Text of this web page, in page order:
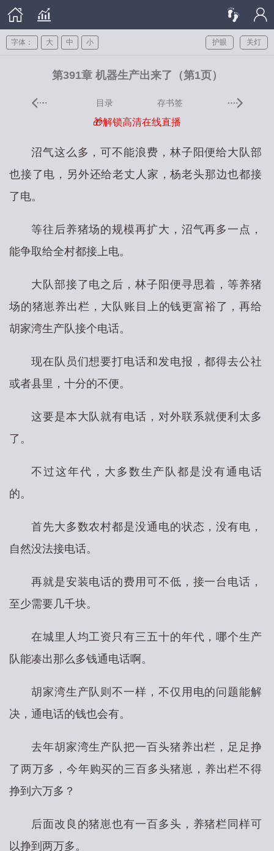
关灯
护眼
字体： 大 中 小
第391章 机器生产出来了（第1页）
目录 存书签
🎁解锁高清在线直播
沼气这么多，可不能浪费，林子阳便给大队部
也接了电，另外还给老丈人家，杨老头那边也都接
了电。
等往后养猪场的规模再扩大，沼气再多一点，
能争取给全村都接上电。
大队部接了电之后，林子阳便寻思着，等养猪
场的猪崽养出栏，大队账目上的钱更富裕了，再给
胡家湾生产队接个电话。
现在队员们想要打电话和发电报，都得去公社
或者县里，十分的不便。
这要是本大队就有电话，对外联系就便利太多
了。
不过这年代，大多数生产队都是没有通电话
的。
首先大多数农村都是没通电的状态，没有电，
自然没法接电话。
再就是安装电话的费用可不低，接一台电话，
至少需要几千块。
在城里人均工资只有三五十的年代，哪个生产
队能凑出那么多钱通电话啊。
胡家湾生产队则不一样，不仅用电的问题能解
决，通电话的钱也会有。
去年胡家湾生产队把一百头猪养出栏，足足挣
了两万多，今年购买的三百多头猪崽，养出栏不得
挣到六万多？
后面改良的猪崽也有一百多头，养猪栏同样可
以挣到两万多。